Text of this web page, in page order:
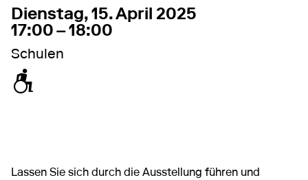
15. April 202517:00 – 18:00
Dienstag, 15. April 2025
17:00 – 18:00
Schulen
Lassen Sie sich durch die Ausstellung führen und